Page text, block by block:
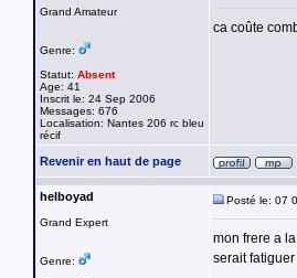
Grand Amateur
Genre:
Statut: Absent
Age: 41
Inscrit le: 24 Sep 2006
Messages: 676
Localisation: Nantes 206 rc bleu
récif
ca coûte
Revenir en haut de page
helboyad
Grand Expert
Genre:
Posté le: 07
mon frere a
serait